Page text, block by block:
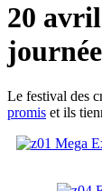
20
Le festival des
promis et ils